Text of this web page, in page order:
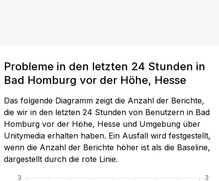
Probleme in den letzten 24 Stunden in
Bad Homburg vor der Höhe, Hesse
Das folgende Diagramm zeigt die Anzahl der Berichte,
die wir in den letzten 24 Stunden von Benutzern in Bad
Homburg vor der Höhe, Hesse und Umgebung über
Unitymedia erhalten haben. Ein Ausfall wird festgestellt,
wenn die Anzahl der Berichte höher ist als die Baseline,
dargestellt durch die rote Linie.